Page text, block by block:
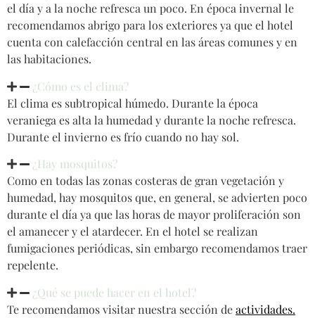
el día y a la noche refresca un poco. En época invernal le
recomendamos abrigo para los exteriores ya que el hotel
cuenta con calefacción central en las áreas comunes y en
las habitaciones.
¿Cómo es el clima?
El clima es subtropical húmedo. Durante la época
veraniega es alta la humedad y durante la noche refresca.
Durante el invierno es frío cuando no hay sol.
¿Hay mosquitos?
Como en todas las zonas costeras de gran vegetación y
humedad, hay mosquitos que, en general, se advierten poco
durante el día ya que las horas de mayor proliferación son
el amanecer y el atardecer. En el hotel se realizan
fumigaciones periódicas, sin embargo recomendamos traer
repelente.
¿Qué se puede hacer en el hotel?
Te recomendamos visitar nuestra sección deactividades.